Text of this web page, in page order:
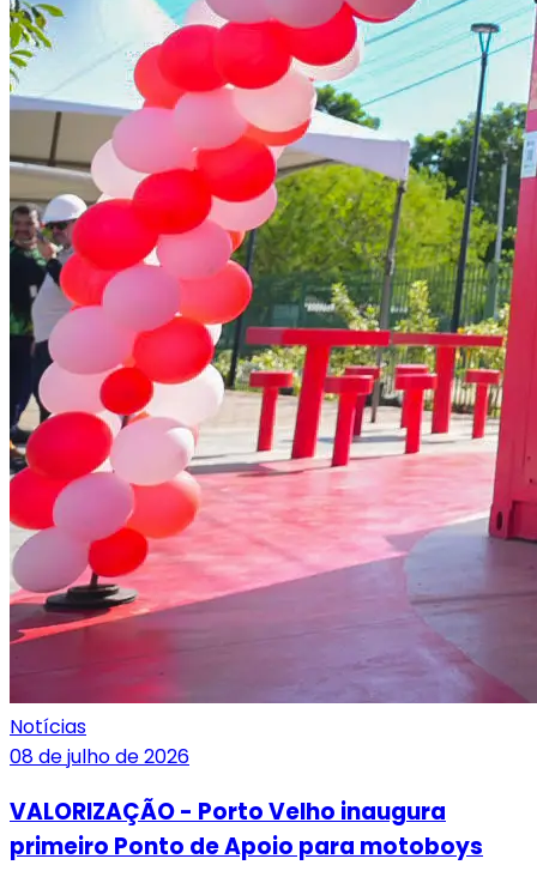
Notícias
08 de julho de 2026
VALORIZAÇÃO - Porto Velho inaugura
primeiro Ponto de Apoio para motoboys